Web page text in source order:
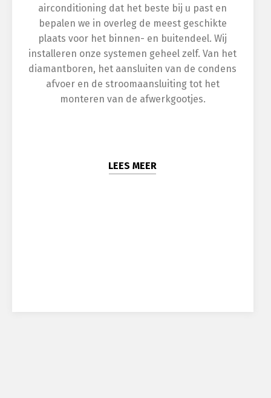
airconditioning dat het beste bij u past en
bepalen we in overleg de meest geschikte
plaats voor het binnen- en buitendeel. Wij
installeren onze systemen geheel zelf. Van het
diamantboren, het aansluiten van de condens
afvoer en de stroomaansluiting tot het
monteren van de afwerkgootjes.
LEES MEER